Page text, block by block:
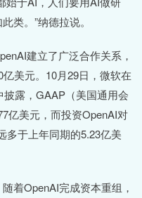
类。”纳德拉说。
建立了广泛合作关系，
美元。10月29日，微软在
露，GAAP（美国通用会
亿美元，而投资OpenAI对
多于上年同期的5.23亿美
OpenAI完成资本重组，